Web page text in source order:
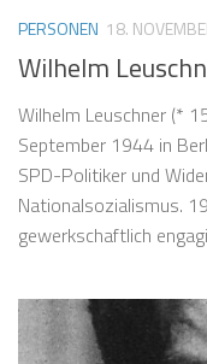
PERSONEN 18.
Wilhelm
Wilhelm Leuschner (*
September 1944 in
SPD-Politiker und
Nationalsozialismus.
gewerkschaftlich